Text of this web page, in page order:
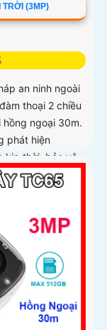
(3MP)
an ninh ngoài
thoại 2 chiều
ngoại 30m.
phát hiện
kịp thời, bảo vệ